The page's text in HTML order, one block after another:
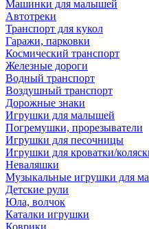
Машинки для малышей
Автотреки
Транспорт для кукол
Гаражи, парковки
Космический транспорт
Железные дороги
Водный транспорт
Воздушный транспорт
Дорожные знаки
Игрушки для малышей
Погремушки, прорезыватели
Игрушки для песочницы
Игрушки для кроватки/
Неваляшки
Музыкальные игрушки для
Детские рули
Юла, волчок
Каталки игрушки
Коврики